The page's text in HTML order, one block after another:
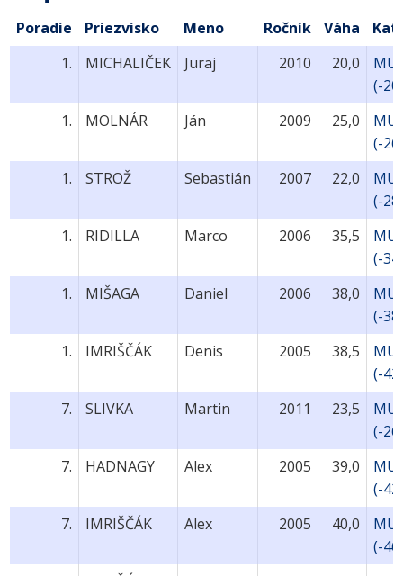
Poradie Priezvisko Meno Ročník Váha
1.
MICHALIČEK Juraj 2010 20,0
(-
1.
MOLNÁR Ján 2009 25,0
(-
1.
STROŽ Sebastián 2007 22,0
(-
1.
RIDILLA Marco 2006 35,5
(-
1.
MIŠAGA Daniel 2006 38,0
(-
1.
IMRIŠČÁK Denis 2005 38,5
(-
7.
SLIVKA Martin 2011 23,5
(-
7.
HADNAGY Alex 2005 39,0
(-
7.
IMRIŠČÁK Alex 2005 40,0
(-